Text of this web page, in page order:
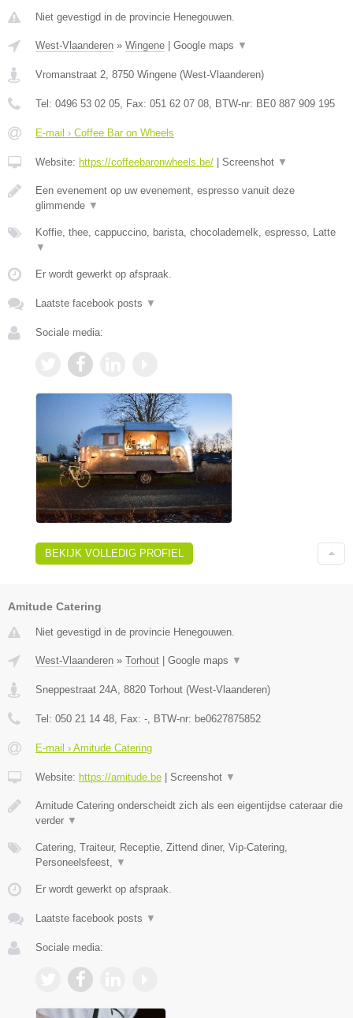
Niet gevestigd in de provincie Henegouwen.
West-Vlaanderen » Wingene | Google maps ▼
Vromanstraat 2 8750 Wingene (West-Vlaanderen)
Tel: 0496 53 02 05 , Fax: 051 62 07 08 , BTW-nr: BE0 887 909 195
E-mail › Coffee Bar on Wheels
Website: https://coffeebaronwheels.be/ | Screenshot ▼
Een evenement op uw evenement, espresso vanuit deze
glimmende ▼
Koffie, thee, cappuccino, barista, chocolademelk, espresso, Latte
▼
Er wordt gewerkt op afspraak.
Laatste facebook posts ▼
Sociale media:
BEKIJK VOLLEDIG PROFIEL
Amitude Catering
Niet gevestigd in de provincie Henegouwen.
West-Vlaanderen » Torhout Google maps ▼
Sneppestraat 24A, 8820 Torhout (West-Vlaanderen)
Tel: 050 21 14 48, Fax: -, BTW-nr: be0627875852
E-mail › Amitude Catering
Website: https://amitude.be Screenshot ▼
Amitude Catering onderscheidt zich als een eigentijdse cateraar die
verder ▼
Catering, Traiteur, Receptie, Zittend diner, Vip-Catering,
Personeelsfeest, ▼
Er wordt gewerkt op afspraak.
Laatste facebook posts ▼
Sociale media: